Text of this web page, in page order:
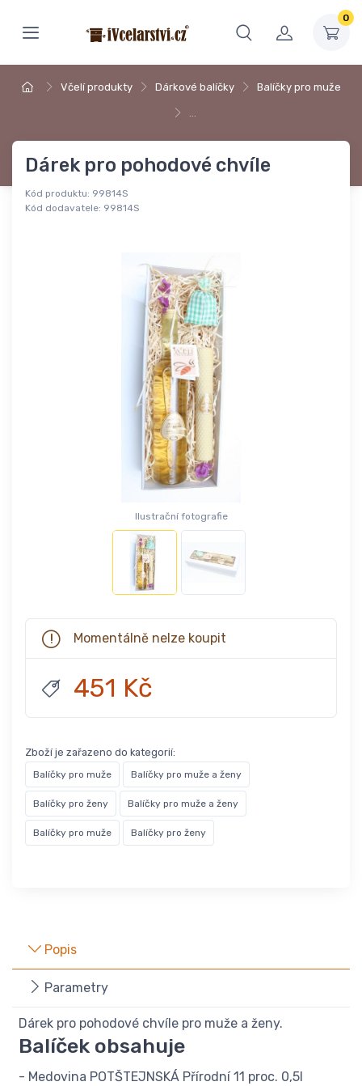
0
Včelí produkty Dárkové balíčky Balíčky pro muže
…
Dárek pro pohodové chvíle
Kód produktu: 99814S
Kód dodavatele: 99814S
Ilustrační fotografie
Momentálně nelze koupit
451 Kč
Zboží je zařazeno do kategorií:
Balíčky pro muže Balíčky pro muže a ženy
Balíčky pro ženy Balíčky pro muže a ženy
Balíčky pro muže Balíčky pro ženy
Popis
Parametry
Dárek pro pohodové chvíle pro muže a ženy.
Balíček obsahuje
- Medovina POTŠTEJNSKÁ Přírodní 11 proc. 0,5l